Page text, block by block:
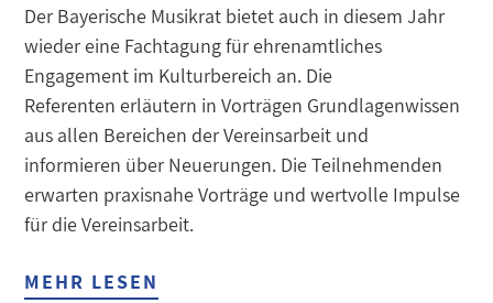
Der Bayerische Musikrat bietet auch in diesem Jahr
wieder eine Fachtagung für ehrenamtliches
Engagement im Kulturbereich an. Die
Referenten erläutern in Vorträgen Grundlagenwissen
aus allen Bereichen der Vereinsarbeit und
informieren über Neuerungen. Die Teilnehmenden
erwarten praxisnahe Vorträge und wertvolle Impulse
für die Vereinsarbeit.
MEHR LESEN